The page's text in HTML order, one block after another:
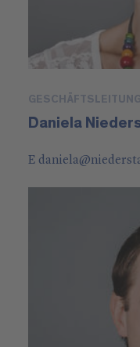
GESCHÄFTSLEITUNG
Daniela
E daniela@